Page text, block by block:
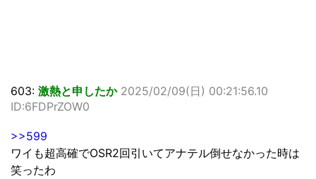
603: 激熱と申したか 2025/02/09(日) 00:21:56.10
ID:6FDPrZOW0
>>599
ワイも超高確でOSR2回引いてアナテル倒せなかった時は
笑ったわ